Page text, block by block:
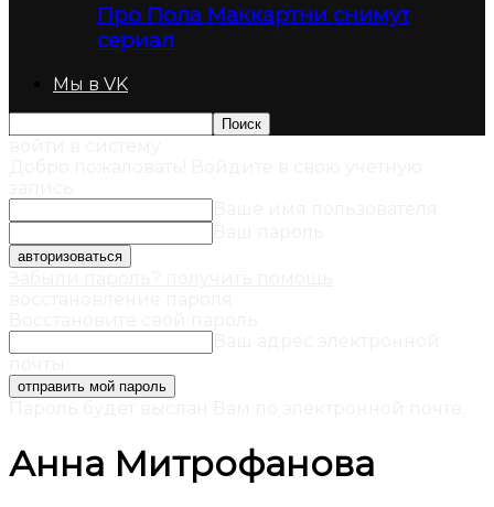
Про Пола Маккартни снимут
сериал
Мы в VK
Анна Митрофанова